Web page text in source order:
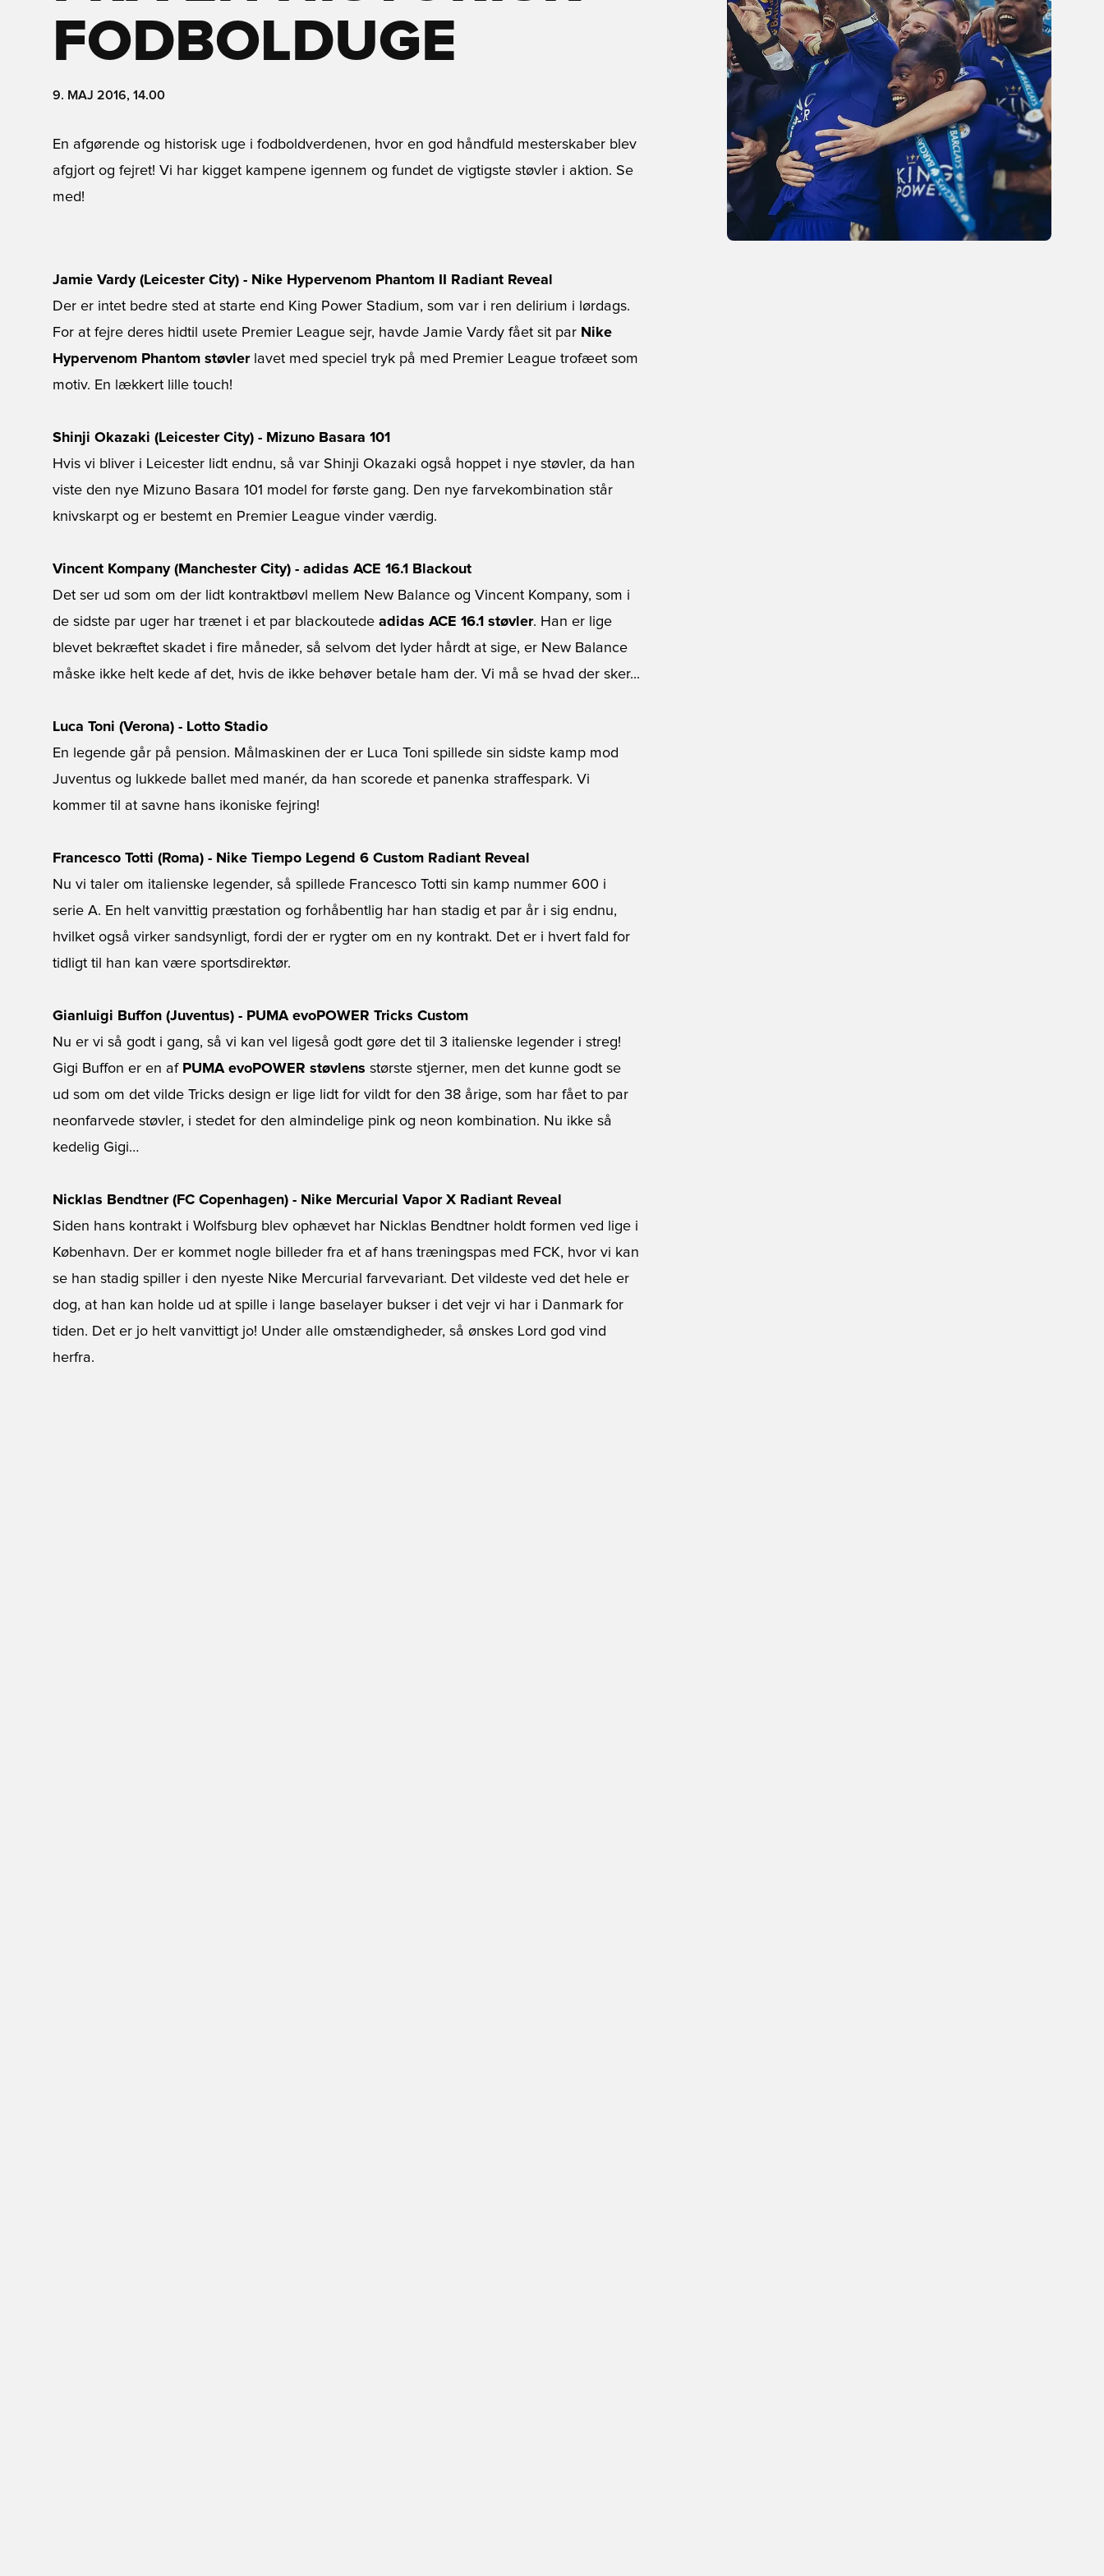
FODBOLDUGE
9. MAJ 2016, 14.00
En afgørende og historisk uge i fodboldverdenen, hvor en god håndfuld mesterskaber blev
afgjort og fejret! Vi har kigget kampene igennem og fundet de vigtigste støvler i aktion. Se
med!
Jamie Vardy (Leicester City) - Nike Hypervenom Phantom II Radiant Reveal
Der er intet bedre sted at starte end King Power Stadium, som var i ren delirium i lørdags.
For at fejre deres hidtil usete Premier League sejr, havde Jamie Vardy fået sit par Nike
Hypervenom Phantom støvlerlavet med speciel tryk på med Premier League trofæet som
motiv. En lækkert lille touch!
Shinji Okazaki (Leicester City) - Mizuno Basara 101
Hvis vi bliver i Leicester lidt endnu, så var Shinji Okazaki også hoppet i nye støvler, da han
viste den nye Mizuno Basara 101 model for første gang. Den nye farvekombination står
knivskarpt og er bestemt en Premier League vinder værdig.
Vincent Kompany (Manchester City) - adidas ACE 16.1 Blackout
Det ser ud som om der lidt kontraktbøvl mellem New Balance og Vincent Kompany, som i
de sidste par uger har trænet i et par blackoutede adidas ACE 16.1 støvler. Han er lige
blevet bekræftet skadet i fire måneder, så selvom det lyder hårdt at sige, er New Balance
måske ikke helt kede af det, hvis de ikke behøver betale ham der. Vi må se hvad der sker...
Luca Toni (Verona) - Lotto Stadio
En legende går på pension. Målmaskinen der er Luca Toni spillede sin sidste kamp mod
Juventus og lukkede ballet med manér, da han scorede et panenka straffespark. Vi
kommer til at savne hans ikoniske fejring!
Francesco Totti (Roma) - Nike Tiempo Legend 6 Custom Radiant Reveal
Nu vi taler om italienske legender, så spillede Francesco Totti sin kamp nummer 600 i
serie A. En helt vanvittig præstation og forhåbentlig har han stadig et par år i sig endnu,
hvilket også virker sandsynligt, fordi der er rygter om en ny kontrakt. Det er i hvert fald for
tidligt til han kan være sportsdirektør.
Gianluigi Buffon (Juventus) - PUMA evoPOWER Tricks Custom
Nu er vi så godt i gang, så vi kan vel ligeså godt gøre det til 3 italienske legender i streg!
Gigi Buffon er en af PUMA evoPOWER støvlens største stjerner, men det kunne godt se
ud som om det vilde Tricks design er lige lidt for vildt for den 38 årige, som har fået to par
neonfarvede støvler, i stedet for den almindelige pink og neon kombination. Nu ikke så
kedelig Gigi…
Nicklas Bendtner (FC Copenhagen) - Nike Mercurial Vapor X Radiant Reveal
Siden hans kontrakt i Wolfsburg blev ophævet har Nicklas Bendtner holdt formen ved lige i
København. Der er kommet nogle billeder fra et af hans træningspas med FCK, hvor vi kan
se han stadig spiller i den nyeste Nike Mercurial farvevariant. Det vildeste ved det hele er
dog, at han kan holde ud at spille i lange baselayer bukser i det vejr vi har i Danmark for
tiden. Det er jo helt vanvittigt jo! Under alle omstændigheder, så ønskes Lord god vind
herfra.